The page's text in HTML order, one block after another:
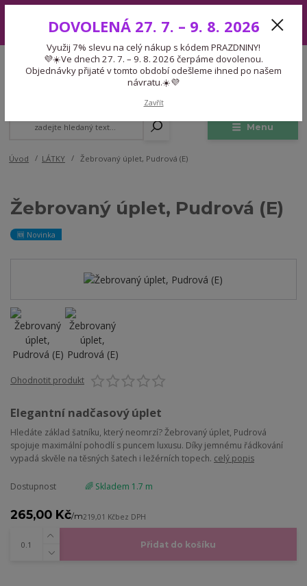
7. – 9. 8. 2026 čerpáme dovolenou. Objednávky přijaté v tomto období
odešleme ihned po našem návratu.☀️💜
Menu
CZK
Expedice 775 866 913
Po-Čt 9-15:30 Pá 9-14:30 Pauza 13-13:45
Úvod LÁTKY Žebrovaný úplet, Pudrová (E)
Žebrovaný úplet, Pudrová (E)
🆕 Novinka
Ohodnotit produkt
Elegantní nadčasový úplet
Hledáte základ šatníku, který neomrzí? Žebrovaný úplet, Pudrová
spojuje maximální pohodlí s puncem luxusu. Díky jemnému řádkování
vypadá skvěle na těsných šatech i ležérních topech. celý popis
Dostupnost 🌈 Skladem 1.7 m
265,00 Kč/m219,01 Kčbez DPH
Přidat do košíku
DOVOLENÁ 27. 7. – 9. 8. 2026
Využij 7% slevu na celý nákup s kódem PRAZDNINY!
💜☀️Ve dnech 27. 7. – 9. 8. 2026 čerpáme dovolenou.
Objednávky přijaté v tomto období odešleme ihned po našem
návratu.☀️💜
Zavřít